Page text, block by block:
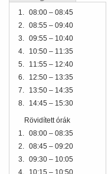
1. 08:00 – 08:45
2. 08:55 – 09:40
3. 09:55 – 10:40
4.
10:50 – 11:35
5.
11:55 – 12:40
6.
12:50 – 13:35
7.
13:50 – 14:35
8.
14:45 – 15:30
Rövidített órák
1. 08:00 – 08:35
2. 08:45 – 09:20
3. 09:30 – 10:05
4.
10:15 – 10:50